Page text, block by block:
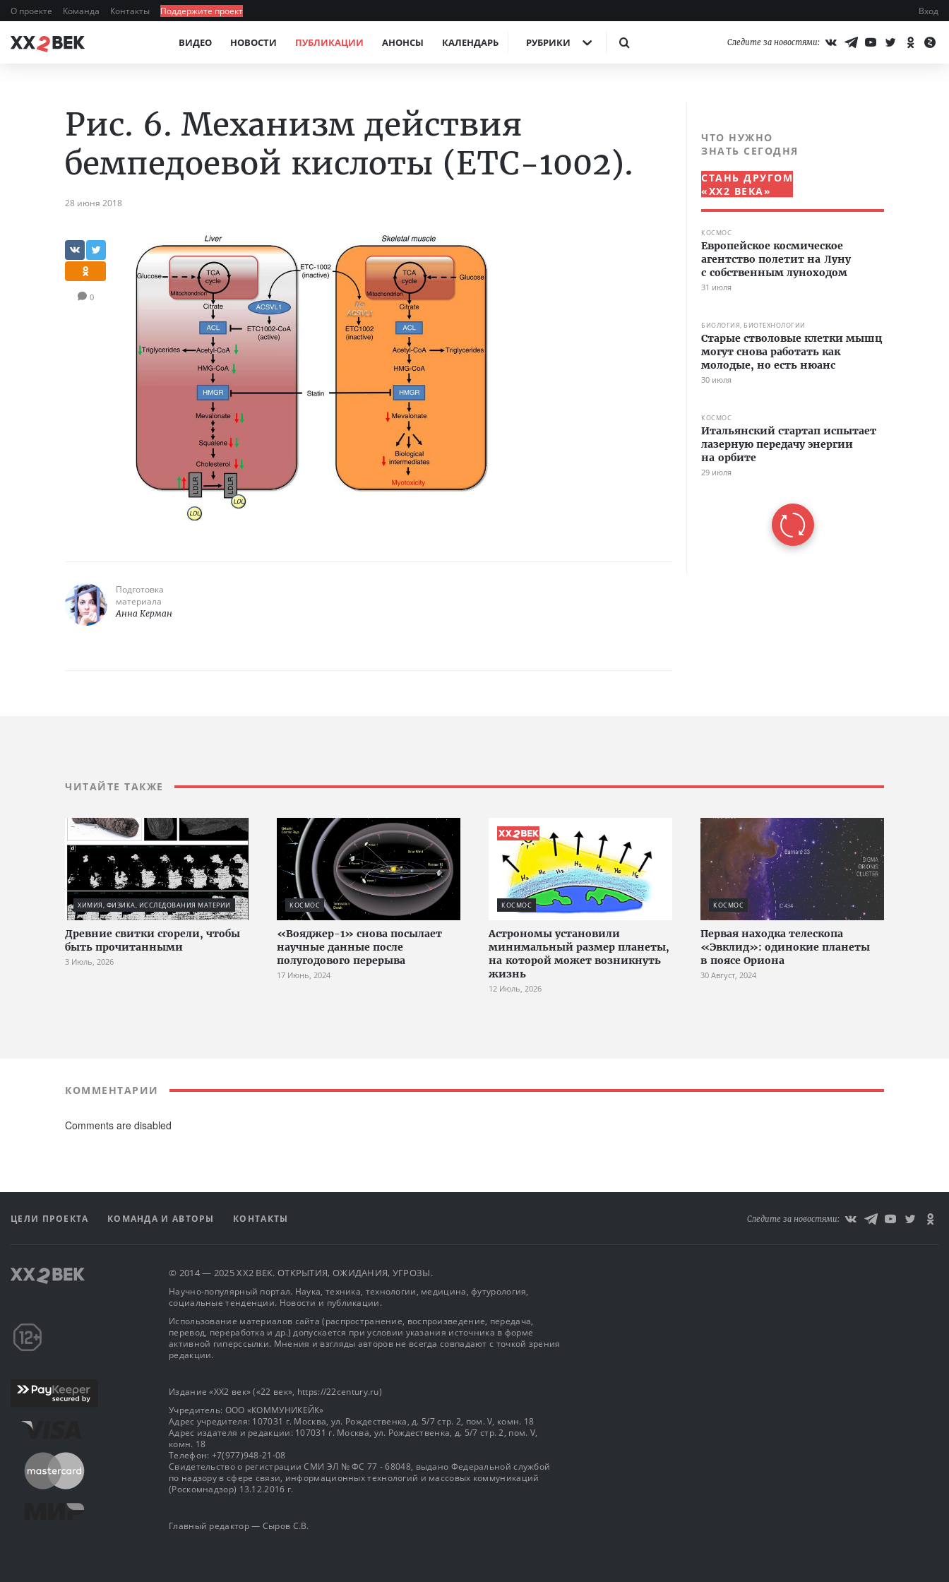
О проекте Команда Контакты Поддержите проект Вход
ВИДЕО НОВОСТИ ПУБЛИКАЦИИ АНОНСЫ КАЛЕНДАРЬ РУБРИКИ Следите за новостями:
Рис. 6. Механизм действия
бемпедоевой кислоты (ЕТС-1002).
28 июня 2018
0
Подготовка
материала
Анна Керман
ЧТО НУЖНО
ЗНАТЬ СЕГОДНЯ
СТАНЬ ДРУГОМ
«XX2 ВЕКА»
КОСМОС
Европейское космическое
агентство полетит на Луну
с собственным луноходом
31 июля
БИОЛОГИЯ, БИОТЕХНОЛОГИИ
Старые стволовые клетки мышц
могут снова работать как
молодые, но есть нюанс
30 июля
КОСМОС
Итальянский стартап испытает
лазерную передачу энергии
на орбите
29 июля
ЧИТАЙТЕ ТАКЖЕ
ХИМИЯ, ФИЗИКА, ИССЛЕДОВАНИЯ МАТЕРИИ
Древние свитки сгорели, чтобы
быть прочитанными
3 Июль, 2026
КОСМОС
«Вояджер-1» снова посылает
научные данные после
полугодового перерыва
17 Июнь, 2024
КОСМОС
Астрономы установили
минимальный размер планеты,
на которой может возникнуть
жизнь
12 Июль, 2026
КОСМОС
Первая находка телескопа
«Эвклид»: одинокие планеты
в поясе Ориона
30 Август, 2024
КОММЕНТАРИИ
Comments are disabled
ЦЕЛИ ПРОЕКТА КОМАНДА И АВТОРЫ КОНТАКТЫ Следите за новостями:
© 2014 — 2025 XX2 ВЕК. ОТКРЫТИЯ, ОЖИДАНИЯ, УГРОЗЫ.
Научно-популярный портал. Наука, техника, технологии, медицина, футурология,
социальные тенденции. Новости и публикации.
Использование материалов сайта (распространение, воспроизведение, передача,
перевод, переработка и др.) допускается при условии указания источника в форме
активной гиперссылки. Мнения и взгляды авторов не всегда совпадают с точкой зрения
редакции.
Издание «XX2 век» («22 век», https://22century.ru)
Учредитель: OOO «КОММУНИКЕЙК»
Адрес учредителя: 107031 г. Москва, ул. Рождественка, д. 5/7 стр. 2, пом. V, комн. 18
Адрес издателя и редакции: 107031 г. Москва, ул. Рождественка, д. 5/7 стр. 2, пом. V,
комн. 18
Телефон: +7(977)948-21-08
Свидетельство о регистрации СМИ ЭЛ № ФС 77 - 68048, выдано Федеральной службой
по надзору в сфере связи, информационных технологий и массовых коммуникаций
(Роскомнадзор) 13.12.2016 г.
Главный редактор — Сыров С.В.